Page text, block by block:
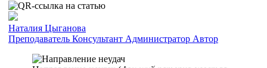
Наталия Цыганова
Преподаватель Консультант Администратор Автор